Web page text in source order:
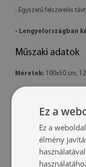
- Egyszerű felszerelés
- Lengyelországban
Műszaki adatok
Méretek: 100x50 cm,
Nyomtatás: UV –
vízszintes
Ez a
Ez a
élmény